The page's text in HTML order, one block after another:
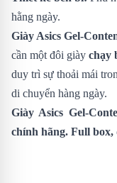
hằng ngày.
Giày Asics Gel-
cần một đôi giày chạy
duy trì sự thoải mái
di chuyển hàng ngày.
Giày Asics Gel-
chính hãng. Full box,